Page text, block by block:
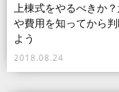
上棟式をやるべきか
や費用を知ってから
よう
2018.08.24